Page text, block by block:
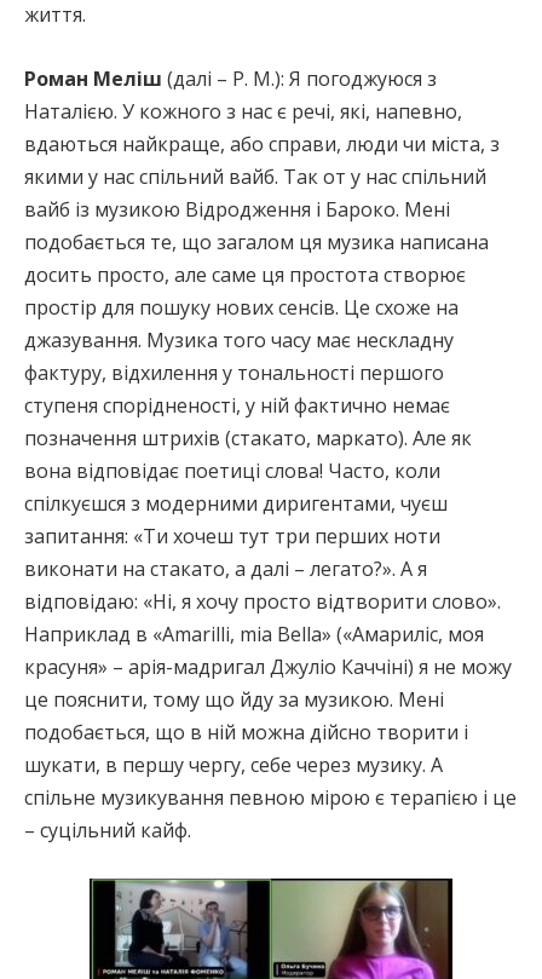
життя.
Роман Меліш (далі – Р. М.): Я погоджуюся з
Наталією. У кожного з нас є речі, які, напевно,
вдаються найкраще, або справи, люди чи міста, з
якими у нас спільний вайб. Так от у нас спільний
вайб із музикою Відродження і Бароко. Мені
подобається те, що загалом ця музика написана
досить просто, але саме ця простота створює
простір для пошуку нових сенсів. Це схоже на
джазування. Музика того часу має нескладну
фактуру, відхилення у тональності першого
ступеня спорідненості, у ній фактично немає
позначення штрихів (стакато, маркато). Але як
вона відповідає поетиці слова! Часто, коли
спілкуєшся з модерними диригентами, чуєш
запитання: «Ти хочеш тут три перших ноти
виконати на стакато, а далі – легато?». А я
відповідаю: «Ні, я хочу просто відтворити слово».
Наприклад в «Amarilli, mia Bella» («Амариліс, моя
красуня» – арія-мадригал Джуліо Каччіні) я не можу
це пояснити, тому що йду за музикою. Мені
подобається, що в ній можна дійсно творити і
шукати, в першу чергу, себе через музику. А
спільне музикування певною мірою є терапією і це
– суцільний кайф.